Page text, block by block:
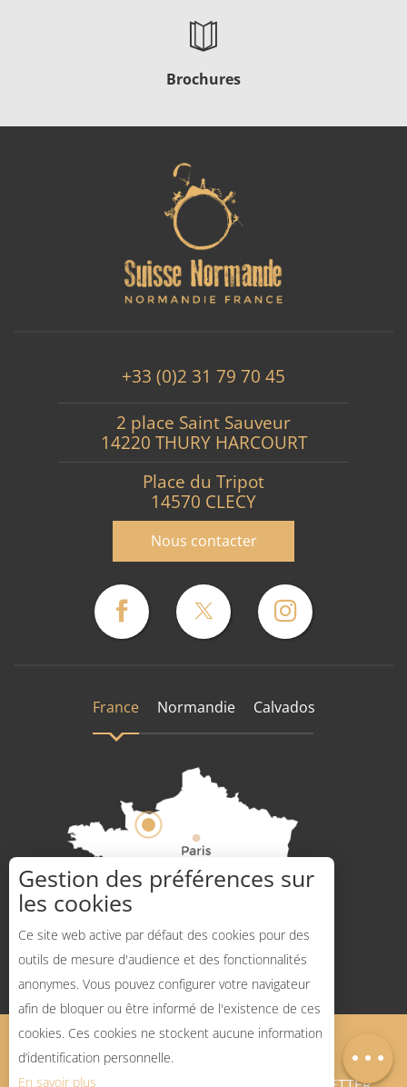
Description
Brochures
+33 (0)2 31 79 70 45
2 place Saint Sauveur
14220 THURY HARCOURT
Place du Tripot
14570 CLECY
Nous contacter
France Normandie Calvados
Mentions légales Plan du site
Gestion des préférences sur
les cookies
Ce site web active par défaut des cookies pour des
outils de mesure d'audience et des fonctionnalités
anonymes. Vous pouvez configurer votre navigateur
afin de bloquer ou être informé de l'existence de ces
cookies. Ces cookies ne stockent aucune information
d’identification personnelle.
En savoir plus